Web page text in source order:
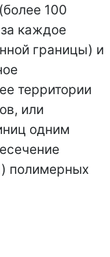
100
каждое
границы) и
территории
или
одним
полимерных